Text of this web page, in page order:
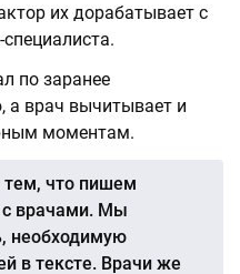
их дорабатывает с
по заранее
а врач вычитывает и
моментам.
тем, что пишем
с врачами. Мы
необходимую
в тексте. Врачи же